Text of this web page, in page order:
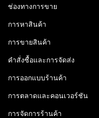
ช่องทางการขาย
การหาสินค้า
การขายสินค้า
คำสั่งซื้อและการจัดส่ง
การออกแบบร้านค้า
การตลาดและคอนเวอร์ชัน
การจัดการร้านค้า